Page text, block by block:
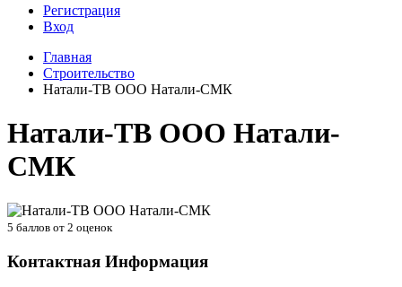
Регистрация
Вход
Главная
Строительство
Натали-ТВ ООО Натали-СМК
Натали-ТВ ООО Натали-
СМК
5 баллов от 2 оценок
Контактная Информация